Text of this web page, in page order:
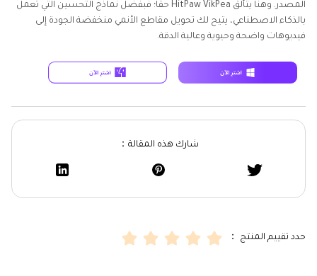
المصدر. وهنا يتألق HitPaw VikPea حقاً؛ فبفضل نماذج التحسين التي تعمل
بالذكاء الاصطناعي، يتيح لك تحويل مقاطع الأنمي منخفضة الجودة إلى
فيديوهات واضحة وحيوية وعالية الدقة.
شارك هذه المقالة：
حدد تقييم المنتج ：